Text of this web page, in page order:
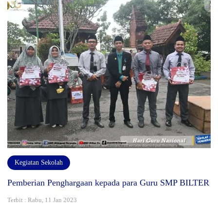
Kegiatan Sekolah
Pemberian Penghargaan kepada para Guru SMP BILTER
Terbit : Rabu, 11 Jan 2023